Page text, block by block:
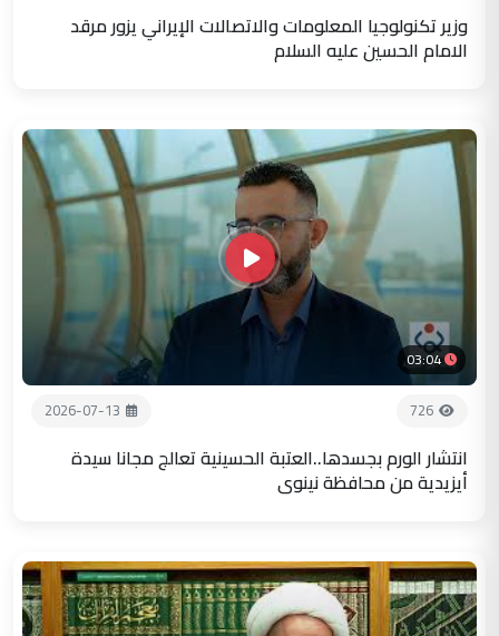
وزير تكنولوجيا المعلومات والاتصالات الإيراني يزور مرقد
الامام الحسين عليه السلام
03:04
726
2026-07-13
انتشار الورم بجسدها..العتبة الحسينية تعالج مجانا سيدة
أيزيدية من محافظة نينوى